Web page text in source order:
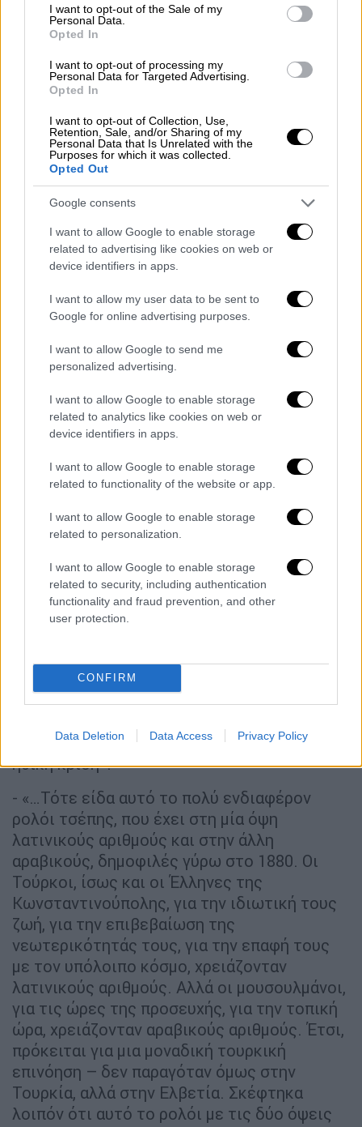
consent section.
I want to opt-out of the Sale of my
Personal Data.
Opted In
I want to opt-out of processing my
Personal Data for Targeted Advertising.
Opted In
I want to opt-out of Collection, Use,
Retention, Sale, and/or Sharing of my
Personal Data that Is Unrelated with the
Purposes for which it was collected.
Opted Out
Google consents
I want to allow Google to enable storage
related to advertising like cookies on web or
device identifiers in apps.
I want to allow my user data to be sent to
Google for online advertising purposes.
I want to allow Google to send me
personalized advertising.
I want to allow Google to enable storage
related to analytics like cookies on web or
device identifiers in apps.
I want to allow Google to enable storage
related to functionality of the website or app.
I want to allow Google to enable storage
related to personalization.
I want to allow Google to enable storage
related to security, including authentication
functionality and fraud prevention, and other
user protection.
CONFIRM
Data Deletion Data Access Privacy Policy
και ίσως κάθε θέμα είναι κατάλληλο θέμα για
σύγκρουση. Καθετί μπορεί ίσως να αναλυθεί
συγκρουόμενα μέρη του. Βλέπω τη
σύγκρουση ως έναν φυσικό τρόπο ύπαρξης
των πραγμάτων, των ομάδων, των πάντων».
- «Επιδιώκουμε μια ανοιχτή κοινωνία.
Θέλουμε να μιλάμε για ό,τι συνέβη στο
παρελθόν, όχι για να ξανανοίξουμε παλιές
πληγές, αλλά γιατί θέλουμε επίσης να
έχουμε μια ανοιχτή κοινωνία, δημοκρατία,
ελευθερία του λόγου. Αυτό είναι ακόμα πιο
σημαντικό από το να μιλάμε για την Ιστορία.
Πρέπει να έχουμε ελευθερία του λόγου, και
ο καθένας πρέπει να μπορεί να μιλάει για το
».
- «Η ζωή δεν έχει να κάνει με τον πόλεμο. Οι
πόλεμοι συμβαίνουν κάπου αλλού. Τους
βλέπουμε στις εφημερίδες, αλλά εγώ δεν
βλέπω έτσι τον κόσμο. Προσπαθώ να βλέπω
την καθημερινή ζωή, μια γυναίκα στην
κουζίνα, παιδιά που παίζουν στον κήπο, τους
δρόμους, να αισθάνομαι την ασημαντότητα
της ζωής, να σκέφτομαι το νόημα της ζωής.
Δεν χρειάζεσαι έναν πόλεμο για να σκεφτείς
αυτά τα πράγματα».
- «Κανένας άνθρωπος δεν είναι κατά 99%
έναν χαρακτήρα, είναι να βλέπει τις
συγκρούσεις μέσα στο πνεύμα και όχι να
το Α και αυτό είναι το Β", διατυπώνοντας μια
ηθική κρίση».
- «…Τότε είδα αυτό το πολύ ενδιαφέρον
ρολόι τσέπης, που έχει στη μία όψη
λατινικούς αριθμούς και στην άλλη
αραβικούς, δημοφιλές γύρω στο 1880. Οι
Τούρκοι, ίσως και οι Έλληνες της
Κωνσταντινούπολης, για την ιδιωτική τους
ζωή, για την επιβεβαίωση της
νεωτερικότητάς τους, για την επαφή τους
με τον υπόλοιπο κόσμο, χρειάζονταν
λατινικούς αριθμούς. Αλλά οι μουσουλμάνοι,
για τις ώρες της προσευχής, για την τοπική
ώρα, χρειάζονταν αραβικούς αριθμούς. Έτσι,
πρόκειται για μια μοναδική τουρκική
επινόηση – δεν παραγόταν όμως στην
Τουρκία, αλλά στην Ελβετία. Σκέφτηκα
λοιπόν ότι αυτό το ρολόι με τις δύο όψεις